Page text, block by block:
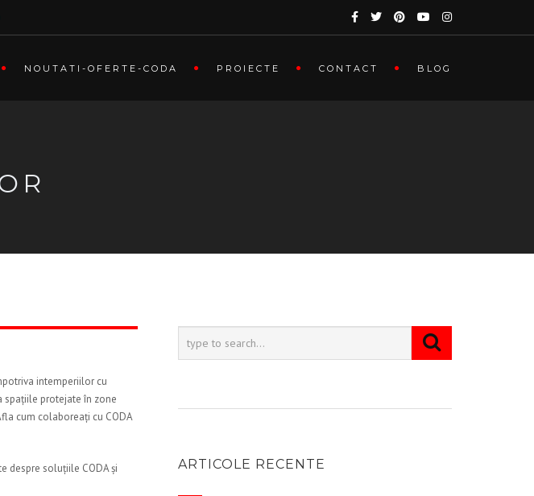
NOUTATI-OFERTE-CODA PROIECTE CONTACT BLOG
intemperiilor cu
spațiile protejate în zone
cum colaboreați cu CODA
despre soluțiile CODA și
ARTICOLE RECENTE